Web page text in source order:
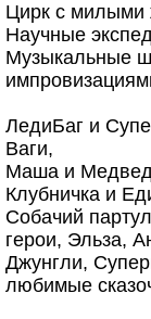
Цирк c милыми
Научные
Музыкальные
ЛедиБаг и
Ваги,
Маша и
Клубничка и
Собачий
герои, Эльза,
Джунгли,
любимые